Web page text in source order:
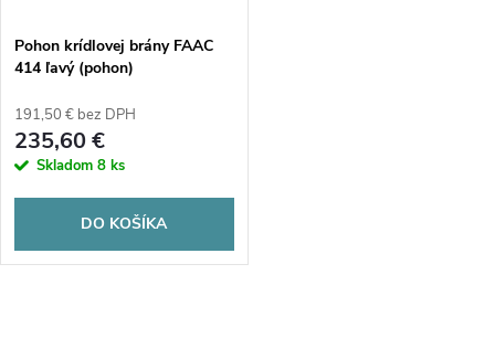
o
v
v
Pohon krídlovej brány FAAC
414 ľavý (pohon)
191,50 € bez DPH
235,60 €
Skladom 8 ks
DO KOŠÍKA